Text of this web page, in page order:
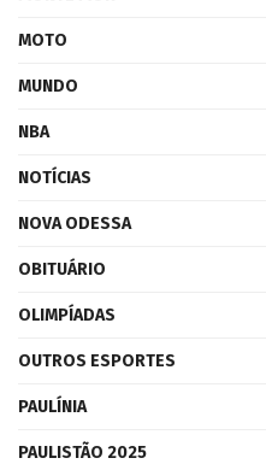
MOTO
MUNDO
NBA
NOTÍCIAS
NOVA ODESSA
OBITUÁRIO
OLIMPÍADAS
OUTROS ESPORTES
PAULÍNIA
PAULISTÃO 2025